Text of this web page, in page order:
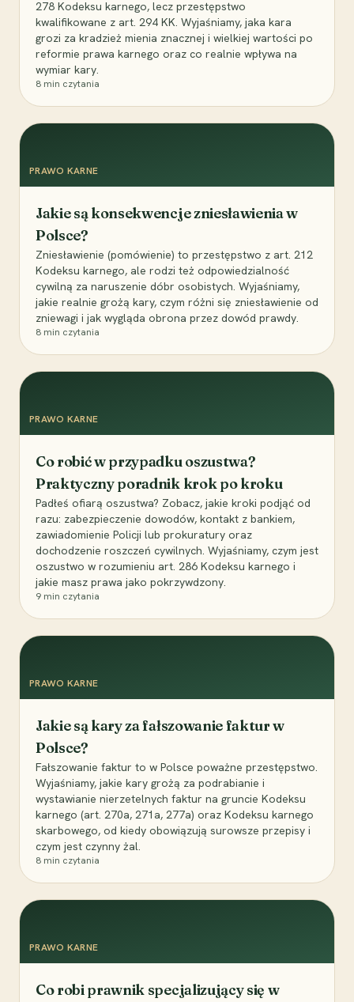
278 Kodeksu karnego, lecz przestępstwo
kwalifikowane z art. 294 KK. Wyjaśniamy, jaka kara
grozi za kradzież mienia znacznej i wielkiej wartości po
reformie prawa karnego oraz co realnie wpływa na
wymiar kary.
8 min czytania
PRAWO KARNE
Jakie są konsekwencje zniesławienia w
Polsce?
Zniesławienie (pomówienie) to przestępstwo z art. 212
Kodeksu karnego, ale rodzi też odpowiedzialność
cywilną za naruszenie dóbr osobistych. Wyjaśniamy,
jakie realnie grożą kary, czym różni się zniesławienie od
zniewagi i jak wygląda obrona przez dowód prawdy.
8 min czytania
PRAWO KARNE
Co robić w przypadku oszustwa?
Praktyczny poradnik krok po kroku
Padłeś ofiarą oszustwa? Zobacz, jakie kroki podjąć od
razu: zabezpieczenie dowodów, kontakt z bankiem,
zawiadomienie Policji lub prokuratury oraz
dochodzenie roszczeń cywilnych. Wyjaśniamy, czym jest
oszustwo w rozumieniu art. 286 Kodeksu karnego i
jakie masz prawa jako pokrzywdzony.
9 min czytania
PRAWO KARNE
Jakie są kary za fałszowanie faktur w
Polsce?
Fałszowanie faktur to w Polsce poważne przestępstwo.
Wyjaśniamy, jakie kary grożą za podrabianie i
wystawianie nierzetelnych faktur na gruncie Kodeksu
karnego (art. 270a, 271a, 277a) oraz Kodeksu karnego
skarbowego, od kiedy obowiązują surowsze przepisy i
czym jest czynny żal.
8 min czytania
PRAWO KARNE
Co robi prawnik specjalizujący się w